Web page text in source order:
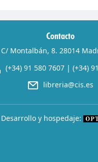
Contacto
C/ Montalbán, 8. 28014
(+34) 91 580 7607| (+34)
libreria@cis.es
Desarrollo y hospedaje: